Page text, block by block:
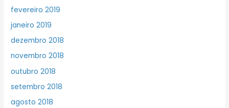
fevereiro 2019
janeiro 2019
dezembro 2018
novembro 2018
outubro 2018
setembro 2018
agosto 2018